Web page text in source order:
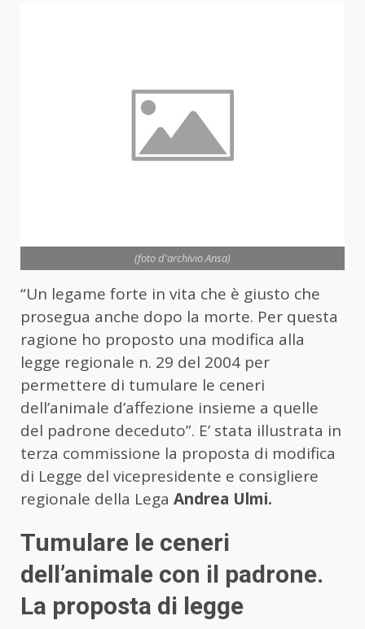
(foto d'archivio Ansa)
“Un legame forte in vita che è giusto che
prosegua anche dopo la morte. Per questa
ragione ho proposto una modifica alla
legge regionale n. 29 del 2004 per
permettere di tumulare le ceneri
dell’animale d’affezione insieme a quelle
del padrone deceduto”. E’ stata illustrata in
terza commissione la proposta di modifica
di Legge del vicepresidente e consigliere
regionale della Lega Andrea Ulmi.
Tumulare le ceneri
dell’animale con il padrone.
La proposta di legge